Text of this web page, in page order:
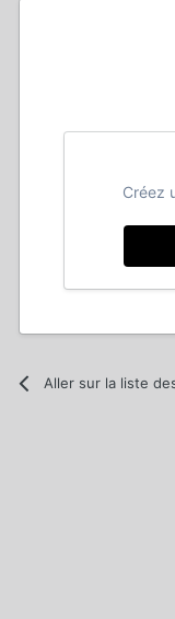
Créez
Aller sur la liste